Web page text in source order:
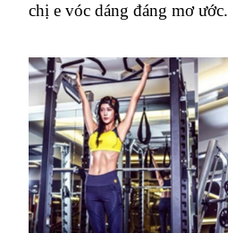
chị e vóc dáng đáng mơ ước.